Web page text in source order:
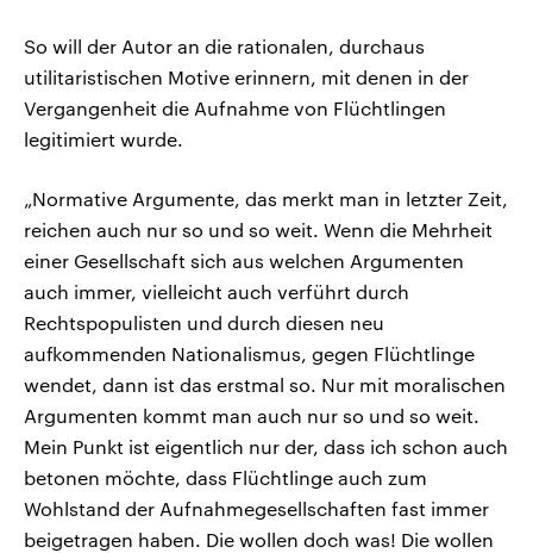
So will der Autor an die rationalen, durchaus
utilitaristischen Motive erinnern, mit denen in der
Vergangenheit die Aufnahme von Flüchtlingen
legitimiert wurde.
„Normative Argumente, das merkt man in letzter Zeit,
reichen auch nur so und so weit. Wenn die Mehrheit
einer Gesellschaft sich aus welchen Argumenten
auch immer, vielleicht auch verführt durch
Rechtspopulisten und durch diesen neu
aufkommenden Nationalismus, gegen Flüchtlinge
wendet, dann ist das erstmal so. Nur mit moralischen
Argumenten kommt man auch nur so und so weit.
Mein Punkt ist eigentlich nur der, dass ich schon auch
betonen möchte, dass Flüchtlinge auch zum
Wohlstand der Aufnahmegesellschaften fast immer
beigetragen haben. Die wollen doch was! Die wollen